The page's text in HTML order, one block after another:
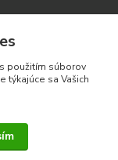
• IBAN:
s použitím súborov
týkajúce sa Vašich